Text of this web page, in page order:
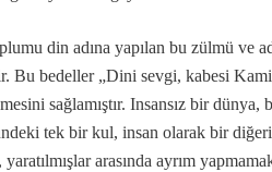
din adına yapılan bu zülmü ve
Bu bedeller „Dini sevgi, kabesi
sağlamıştır. Insansız bir
tek bir kul, insan olarak bir
yaratılmışlar arasında ayrım